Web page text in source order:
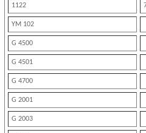
1122
YM 102
G 4500
G 4501
G 4700
G 2001
G 2003